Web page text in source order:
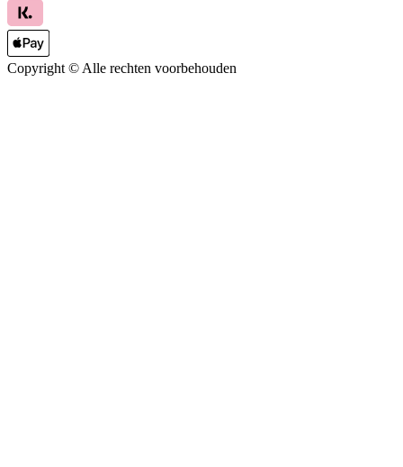
Copyright © Alle rechten voorbehouden